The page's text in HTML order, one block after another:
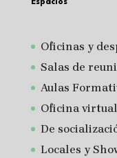
Espacios
Oficinas y
Salas de
Aulas
Oficina
De
Locales y